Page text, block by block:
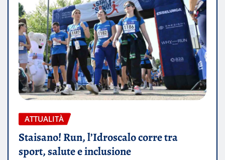
ATTUALITÀ
Staisano! Run, l’Idroscalo corre tra
sport, salute e inclusione